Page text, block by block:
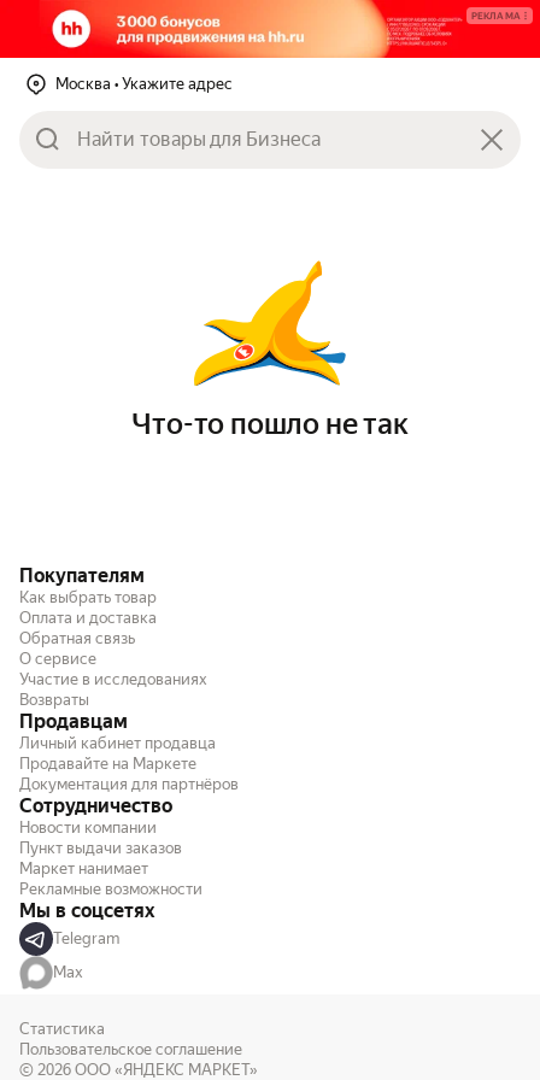
РЕКЛАМА
Москва • Укажите адрес
Что-то пошло не так
Покупателям
Как выбрать товар
Оплата и доставка
Обратная связь
О сервисе
Участие в исследованиях
Возвраты
Продавцам
Личный кабинет продавца
Продавайте на Маркете
Документация для партнёров
Сотрудничество
Новости компании
Пункт выдачи заказов
Маркет нанимает
Рекламные возможности
Мы в соцсетях
Telegram
Max
Статистика
Пользовательское соглашение
© 2026 ООО «ЯНДЕКС МАРКЕТ»